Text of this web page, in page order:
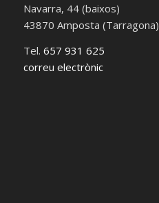
Navarra, 44 (baixos)
43870 Amposta (Tarragona)
Tel. 657 931 625
correu electrònic